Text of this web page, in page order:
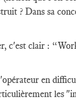
? Dans sa
c'est clair :
en
les